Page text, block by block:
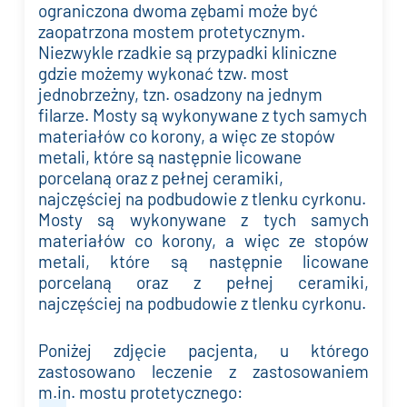
ograniczona dwoma zębami może być
zaopatrzona mostem protetycznym.
Niezwykle rzadkie są przypadki kliniczne
gdzie możemy wykonać tzw. most
jednobrzeżny, tzn. osadzony na jednym
filarze. Mosty są wykonywane z tych samych
materiałów co korony, a więc ze stopów
metali, które są następnie licowane
porcelaną oraz z pełnej ceramiki,
najczęściej na podbudowie z tlenku cyrkonu.
Mosty są wykonywane z tych samych
materiałów co korony, a więc ze stopów
metali, które są następnie licowane
porcelaną oraz z pełnej ceramiki,
najczęściej na podbudowie z tlenku cyrkonu.
Poniżej zdjęcie pacjenta, u którego
zastosowano leczenie z zastosowaniem
m.in. mostu protetycznego: